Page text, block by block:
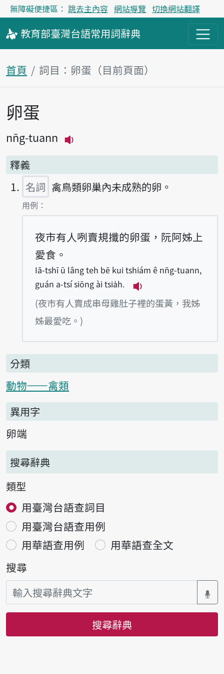
無障礙便捷區： 跳去主內容 網站導覽 切換網站翻譯
教育部臺灣台語常用詞辭典
首頁 詞目：卵蛋（目前頁面）
主內容區塊
卵蛋
nn̄g-tuann
釋義
名詞 禽鳥類卵巢內未成熟的卵。
第1項釋義的
用例：
夜市有人咧賣規攕的卵蛋，阮阿姊上
愛食。
Iā-tshī ū lâng teh bē kui tshiám ê nn̄g-tuann,
guán a-tsí siōng ài tsia̍h.
播放例句Iā-tshī ū
(夜市有人賣成串母雞肚子裡的蛋黃，我姊
姊最愛吃。)
分類
動物——禽類
異用字
卵端
搜尋辭典
類型
用臺灣台語查詞目
用臺灣台語查用例
用華語查用例
用華語查全文
搜尋
搜尋辭典